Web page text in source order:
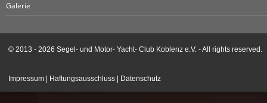
Galerie
© 2013 - 2026 Segel- und Motor- Yacht- Club Koblenz e.V. - All rights reserved.
Impressum Haftungsausschluss Datenschutz